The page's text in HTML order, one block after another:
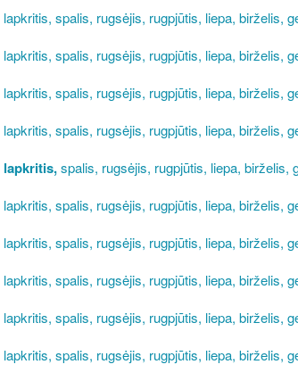
lapkritis, spalis, rugsėjis, rugpjūtis, liepa, birželis,
lapkritis, spalis, rugsėjis, rugpjūtis, liepa, birželis,
lapkritis, spalis, rugsėjis, rugpjūtis, liepa, birželis,
lapkritis, spalis, rugsėjis, rugpjūtis, liepa, birželis,
lapkritis,spalis, rugsėjis, rugpjūtis, liepa, birželis,
lapkritis, spalis, rugsėjis, rugpjūtis, liepa, birželis,
lapkritis, spalis, rugsėjis, rugpjūtis, liepa, birželis,
lapkritis, spalis, rugsėjis, rugpjūtis, liepa, birželis,
lapkritis, spalis, rugsėjis, rugpjūtis, liepa, birželis,
lapkritis, spalis, rugsėjis, rugpjūtis, liepa, birželis,